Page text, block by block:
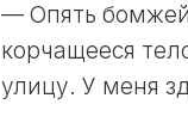
— Опять
корчащееся
улицу. У меня